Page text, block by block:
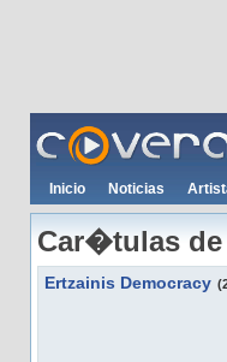
Inicio Noticias
Car�tulas de
Ertzainis Democracy